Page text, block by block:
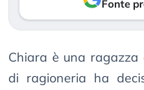
Fonte
Chiara è una
di ragioneria ha